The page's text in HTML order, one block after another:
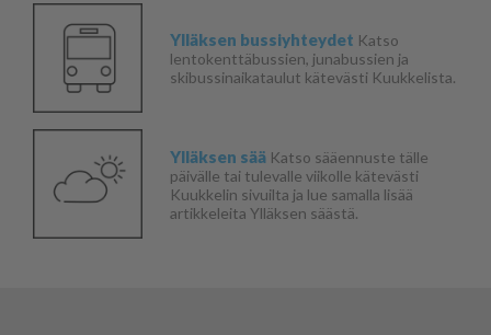
Ylläksen bussiyhteydet Katso
lentokenttäbussien, junabussien ja
skibussinaikataulut kätevästi Kuukkelista.
Ylläksen sää Katso sääennuste tälle
päivälle tai tulevalle viikolle kätevästi
Kuukkelin sivuilta ja lue samalla lisää
artikkeleita Ylläksen säästä.